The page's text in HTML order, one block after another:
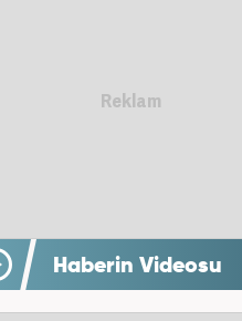
Haberin Videosu